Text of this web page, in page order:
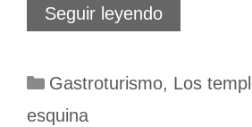
Seguir leyendoRestaurante
Retama.
el
Categorías
Gastroturismo, Los
esquina